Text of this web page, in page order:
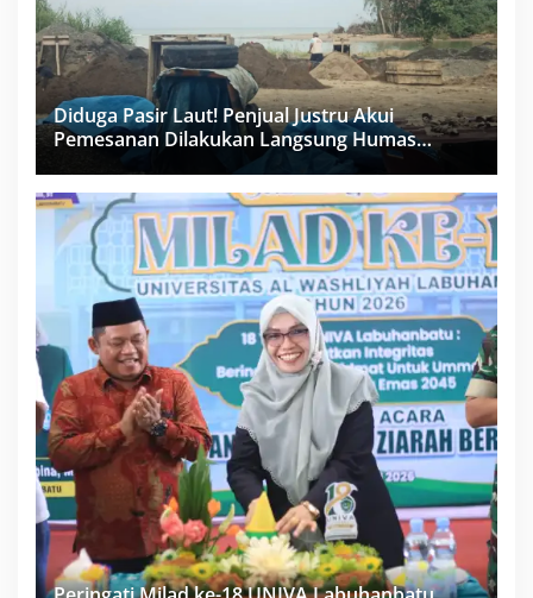
Diduga Pasir Laut! Penjual Justru Akui
Pemesanan Dilakukan Langsung Humas